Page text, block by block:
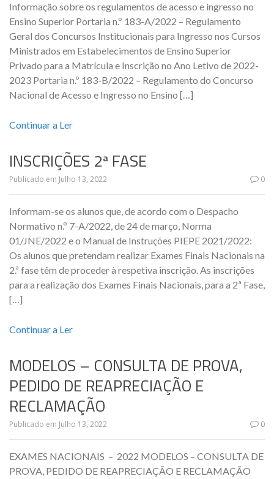
Informação sobre os regulamentos de acesso e ingresso no
Ensino Superior Portaria n.º 183-A/2022 – Regulamento
Geral dos Concursos Institucionais para Ingresso nos Cursos
Ministrados em Estabelecimentos de Ensino Superior
Privado para a Matrícula e Inscrição no Ano Letivo de 2022-
2023 Portaria n.º 183-B/2022 – Regulamento do Concurso
Nacional de Acesso e Ingresso no Ensino […]
Continuar a Ler
INSCRIÇÕES 2ª FASE
Publicado em Julho 13, 2022 0
Informam-se os alunos que, de acordo com o Despacho
Normativo n.º 7-A/2022, de 24 de março, Norma
01/JNE/2022 e o Manual de Instruções PIEPE 2021/2022:
Os alunos que pretendam realizar Exames Finais Nacionais na
2.ª fase têm de proceder à respetiva inscrição. As inscrições
para a realização dos Exames Finais Nacionais, para a 2ª Fase,
[…]
Continuar a Ler
MODELOS – CONSULTA DE PROVA,
PEDIDO DE REAPRECIAÇÃO E
RECLAMAÇÃO
Publicado em Julho 13, 2022 0
EXAMES NACIONAIS – 2022 MODELOS – CONSULTA DE
PROVA, PEDIDO DE REAPRECIAÇÃO E RECLAMAÇÃO